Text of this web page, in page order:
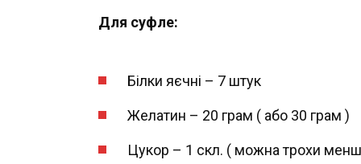
Для суфле:
Білки яєчні – 7 штук
Желатин – 20 грам ( або 30 грам )
Цукор – 1 скл. ( можна трохи